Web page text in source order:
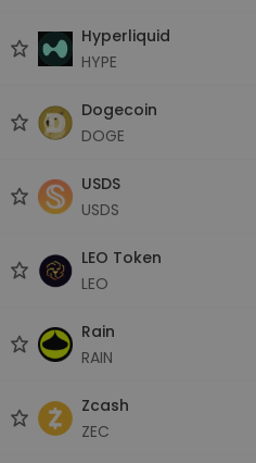
Hyperliquid
HYPE
Dogecoin
DOGE
USDS
USDS
LEO Token
LEO
Rain
RAIN
Zcash
ZEC